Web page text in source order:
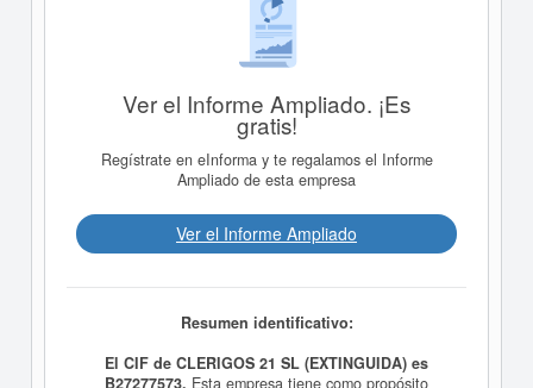
Ver el Informe Ampliado. ¡Es
gratis!
Regístrate en eInforma y te regalamos el Informe
Ampliado de esta empresa
Ver el Informe Ampliado
Resumen identificativo:
El CIF de CLERIGOS 21 SL (EXTINGUIDA) es
B27277573. Esta empresa tiene como propósito